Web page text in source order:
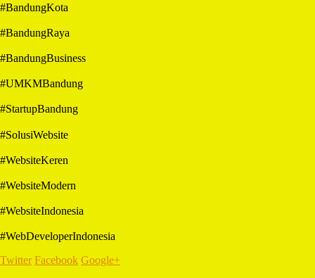
#BandungKota
#BandungRaya
#BandungBusiness
#UMKMBandung
#StartupBandung
#SolusiWebsite
#WebsiteKeren
#WebsiteModern
#WebsiteIndonesia
#WebDeveloperIndonesia
Twitter Facebook Google+